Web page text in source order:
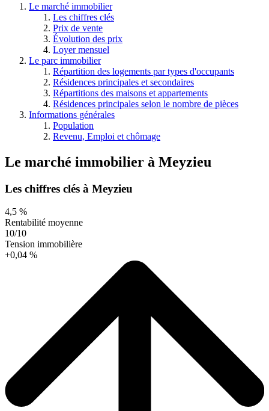
Le marché immobilier
Les chiffres clés
Prix de vente
Évolution des prix
Loyer mensuel
Le parc immobilier
Répartition des logements par types d'occupants
Résidences principales et secondaires
Répartitions des maisons et appartements
Résidences principales selon le nombre de pièces
Informations générales
Population
Revenu, Emploi et chômage
Le marché immobilier à Meyzieu
Les chiffres clés à Meyzieu
4,5 %
Rentabilité moyenne
10/10
Tension immobilière
+0,04 %